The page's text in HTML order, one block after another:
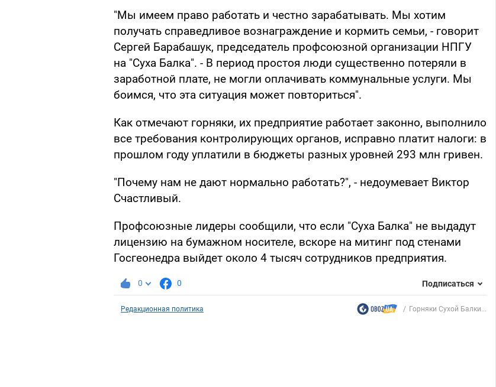
"Мы имеем право работать и честно зарабатывать. Мы хотим
получать справедливое вознаграждение и кормить семьи, - говорит
Сергей Барабашук, председатель профсоюзной организации НПГУ
на "Суха Балка". - В период простоя люди существенно потеряли в
заработной плате, не могли оплачивать коммунальные услуги. Мы
боимся, что эта ситуация может повториться".
Как отмечают горняки, их предприятие работает законно, выполнило
все требования контролирующих органов, исправно платит налоги: в
прошлом году уплатили в бюджеты разных уровней 293 млн гривен.
"Почему нам не дают нормально работать?", - недоумевает Виктор
Счастливый.
Профсоюзные лидеры сообщили, что если "Суха Балка" не выдадут
лицензию на бумажном носителе, вскоре на митинг под стенами
Госгеонедра выйдет около 4 тысяч сотрудников предприятия.
0 0 Подписаться
Редакционная политика Горняки Сухой Балки...